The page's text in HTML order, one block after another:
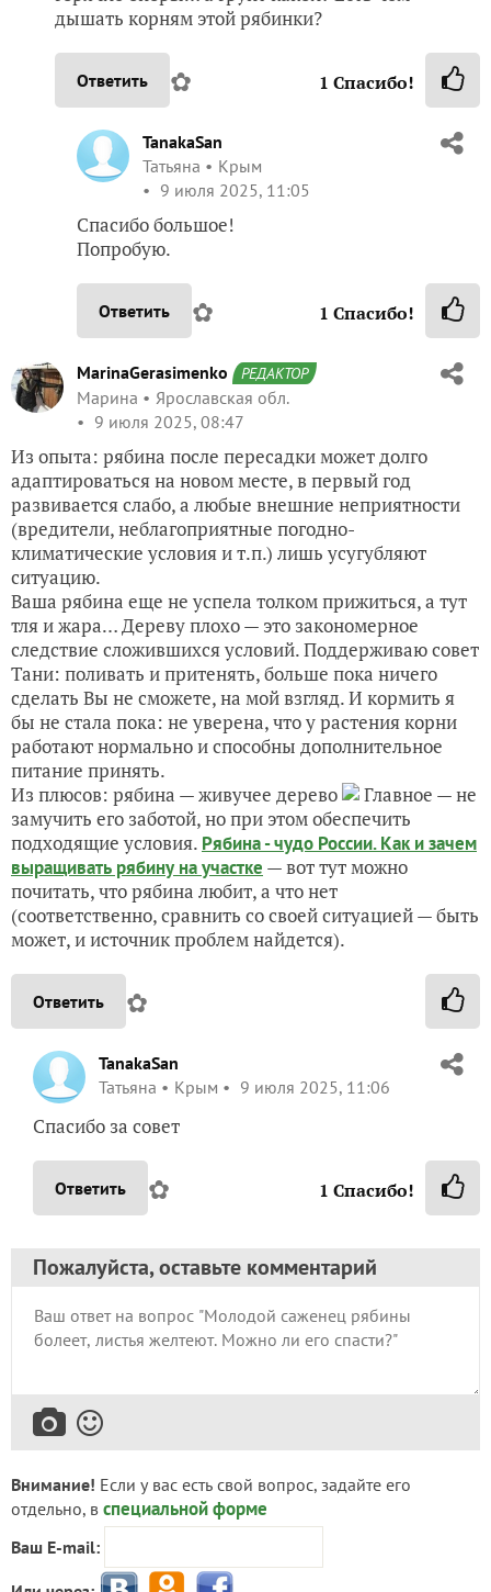
дышать корням этой рябинки?
Ответить ✿ 1 Спасибо!
TanakaSan
Татьяна
Крым
9 июля 2025, 11:05
Спасибо большое!
Попробую.
Ответить ✿ 1 Спасибо!
MarinaGerasimenko РЕДАКТОР
Марина
Ярославская обл.
9 июля 2025, 08:47
Из опыта: рябина после пересадки может долго
адаптироваться на новом месте, в первый год
развивается слабо, а любые внешние неприятности
(вредители, неблагоприятные погодно-
климатические условия и т.п.) лишь усугубляют
ситуацию.
Ваша рябина еще не успела толком прижиться, а тут
тля и жара… Дереву плохо — это закономерное
следствие сложившихся условий. Поддерживаю совет
Тани: поливать и притенять, больше пока ничего
сделать Вы не сможете, на мой взгляд. И кормить я
бы не стала пока: не уверена, что у растения корни
работают нормально и способны дополнительное
питание принять.
Из плюсов: рябина — живучее дерево
Главное — не
замучить его заботой, но при этом обеспечить
подходящие условия. Рябина - чудо России. Как и зачем
выращивать рябину на участке — вот тут можно
почитать, что рябина любит, а что нет
(соответственно, сравнить со своей ситуацией — быть
может, и источник проблем найдется).
Ответить ✿
TanakaSan
Татьяна
Крым 9 июля 2025, 11:06
Спасибо за совет
Ответить ✿ 1 Спасибо!
Пожалуйста, оставьте комментарий
Внимание! Если у вас есть свой вопрос, задайте его
отдельно, в специальной форме
Ваш E-mail: